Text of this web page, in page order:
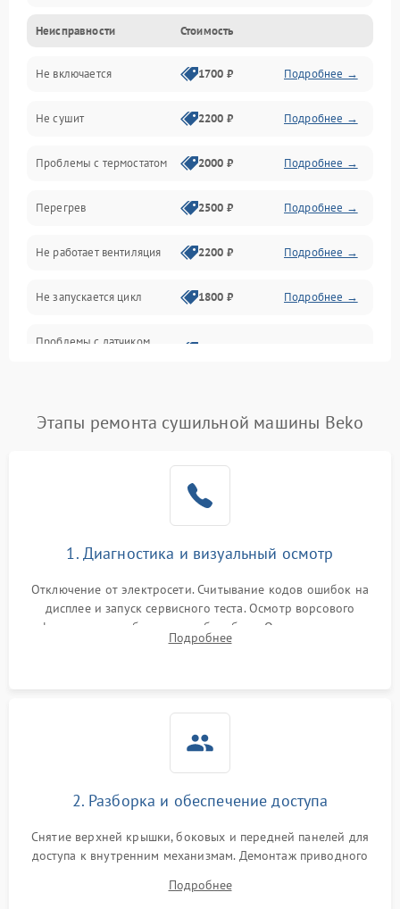
Нагрев
Механические повреждения
Оптика
Программное обеспечение
Датчики
Безопасность
Неисправности Стоимость
Не включается 1700 ₽ Подробнее →
Не сушит 2200 ₽ Подробнее →
Проблемы с термостатом 2000 ₽ Подробнее →
Перегрев 2500 ₽ Подробнее →
Не работает вентиляция 2200 ₽ Подробнее →
Не запускается цикл 1800 ₽ Подробнее →
Проблемы с датчиком
1500 ₽
Зависает программа 1500 ₽ Подробнее →
Ошибка на дисплее 1290 ₽ Подробнее →
Этапы ремонта сушильной машины Beko
1. Диагностика и визуальный осмотр
Отключение от электросети. Считывание кодов ошибок на
дисплее и запуск сервисного теста. Осмотр ворсового
фильтра, теплообменника и барабана. Опрос клиента о
неисправностях (не сушит, не крутит барабан, сильно шумит
Подробнее
2. Разборка и обеспечение доступа
Снятие верхней крышки, боковых и передней панелей для
доступа к внутренним механизмам. Демонтаж приводного
Обеспечение свободного доступа к ТЭНу, компрессору,
Подробнее